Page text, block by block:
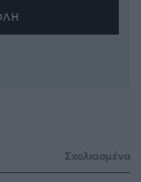
Σχολιασμένα